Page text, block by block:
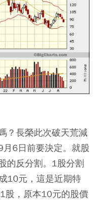
？長榮此次破天荒減
6日前要決定。就股
的反分割。1股分割
10元，這是近期特
股，原本10元的股價